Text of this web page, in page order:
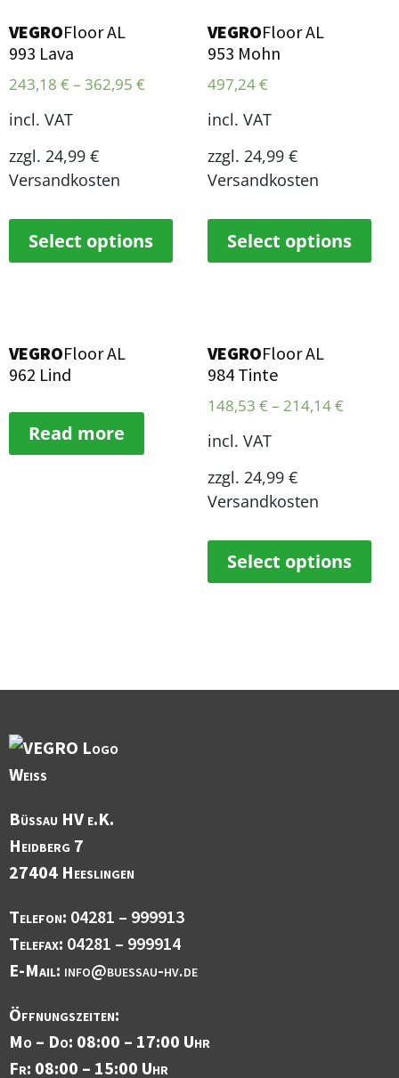
VEGROFloor AL
993 Lava
243,18 € – 362,95 €
incl. VAT
zzgl. 24,99 €
Versandkosten
Select options
VEGROFloor AL
953 Mohn
497,24€
incl. VAT
zzgl. 24,99 €
Versandkosten
Select options
VEGROFloor AL
962 Lind
Read more
VEGROFloor AL
984 Tinte
148,53 € – 214,14€
incl. VAT
zzgl. 24,99 €
Versandkosten
Select options
Büssau HV e.K.
Heidberg 7
27404 Heeslingen
Telefon: 04281 – 999913
Telefax: 04281 – 999914
E-Mail: info@buessau-hv.de
Öffnungszeiten:
Mo – Do: 08:00 – 17:00 Uhr
Fr: 08:00 – 15:00 Uhr